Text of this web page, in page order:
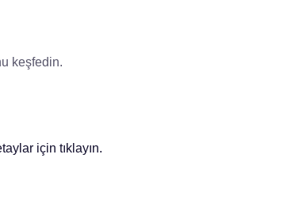
keşfedin.
için tıklayın.